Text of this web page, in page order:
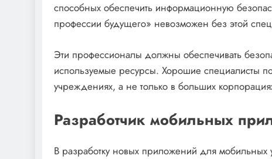
способных обеспечить информационную
профессии будущего» невозможен без этой
Эти профессионалы должны обеспечивать
используемые ресурсы. Хорошие специалисты
учреждениях, а не только в больших
Разработчик мобильных
В разработку новых приложений для мобильных